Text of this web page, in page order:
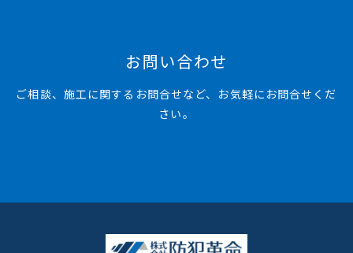
お問い合わせ
ご相談、施工に関するお問合せなど、お気軽にお問合せくだ
さい。